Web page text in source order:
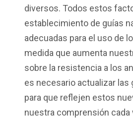
diversos. Todos estos
establecimiento de guías
adecuadas para el uso de
medida que aumenta
sobre la resistencia a los
es necesario actualizar las
para que reflejen estos
nuestra comprensión cada